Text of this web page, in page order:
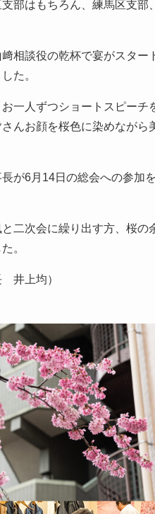
部はもちろん、練馬区支部
相談役の乾杯で宴がスター
た。
一人ずつショートスピーチ
んお顔を桜色に染めなが
が6月14日の総会への参加
二次会に繰り出す方、桜の
。
井上均）